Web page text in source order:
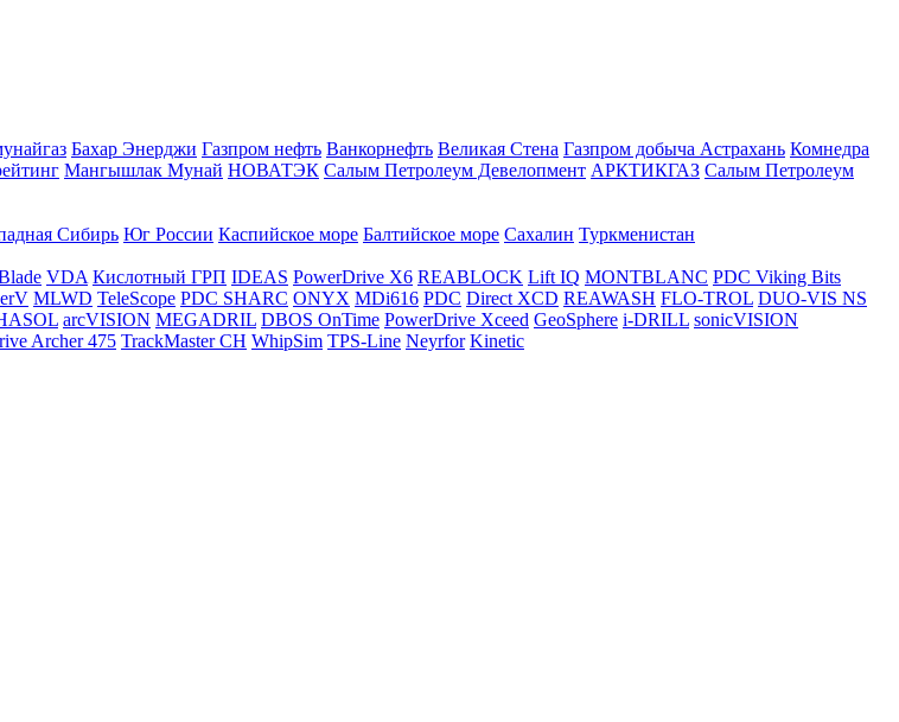
Бахар Энерджи Газпром нефть Ванкорнефть Великая Стена Газпром добыча Астрахань Комнедра
Мангышлак Мунай НОВАТЭК Салым Петролеум Девелопмент АРКТИКГАЗ Салым Петролеум
Сибирь Юг России Каспийское море Балтийское море Сахалин Туркменистан
VDA Кислотный ГРП IDEAS PowerDrive X6 REABLOCK Lift IQ MONTBLANC PDC Viking Bits
MLWD TeleScope PDC SHARC ONYX MDi616 PDC Direct XCD REAWASH FLO-TROL DUO-VIS NS
arcVISION MEGADRIL DBOS OnTime PowerDrive Xceed GeoSphere i-DRILL sonicVISION
Archer 475 TrackMaster CH WhipSim TPS-Line Neyrfor Kinetic